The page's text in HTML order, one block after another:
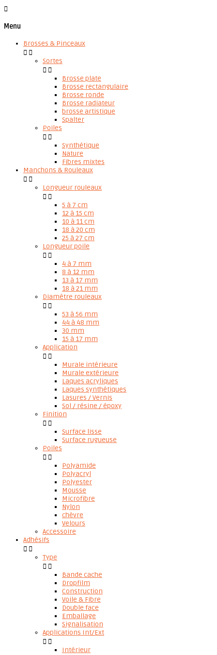

Menu
Brosses & Pinceaux
 
Sortes
 
Brosse plate
Brosse rectangulaire
Brosse ronde
Brosse radiateur
brosse artistique
Spalter
Poiles
 
Synthétique
Nature
Fibres mixtes
Manchons & Rouleaux
 
Longueur rouleaux
 
5 à 7 cm
12 à 15 cm
10 à 11 cm
18 à 20 cm
25 à 27 cm
Longueur poile
 
4 à 7 mm
8 à 12 mm
13 à 17 mm
18 à 21 mm
Diamètre rouleaux
 
53 à 56 mm
44 à 48 mm
30 mm
15 à 17 mm
Application
 
Murale intérieure
Murale extérieure
Laques acryliques
Laques synthétiques
Lasures / Vernis
Sol / résine / époxy
Finition
 
Surface lisse
Surface rugueuse
Poiles
 
Polyamide
Polyacryl
Polyester
Mousse
Microfibre
Nylon
chèvre
Velours
Accessoire
Adhésifs
 
Type
 
Bande cache
Dropfilm
Construction
Voile & Fibre
Double face
Emballage
Signalisation
Applications Int/Ext
 
Intérieur